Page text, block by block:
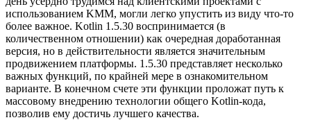
использованием KMM, могли легко упустить из виду что-то
более важное. Kotlin 1.5.30 воспринимается (в
количественном отношении) как очередная доработанная
версия, но в действительности является значительным
продвижением платформы. 1.5.30 представляет несколько
важных функций, по крайней мере в ознакомительном
варианте. В конечном счете эти функции проложат путь к
массовому внедрению технологии общего Kotlin-кода,
позволив ему достичь лучшего качества.